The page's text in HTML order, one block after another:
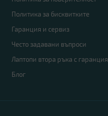
Политика за бисквитките
Гаранция и сервиз
Често задавани въпроси
Лаптопи втора ръка с гаранция
Блог